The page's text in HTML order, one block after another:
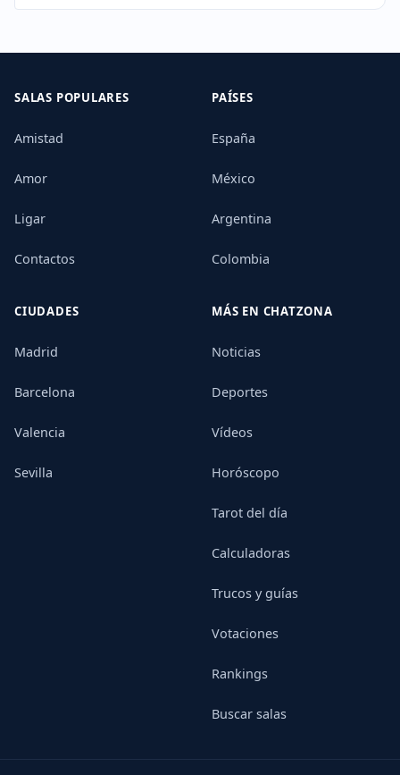
SALAS POPULARES
Amistad
Amor
Ligar
Contactos
PAÍSES
España
México
Argentina
Colombia
CIUDADES
Madrid
Barcelona
Valencia
Sevilla
MÁS EN CHATZONA
Noticias
Deportes
Vídeos
Horóscopo
Tarot del día
Calculadoras
Trucos y guías
Votaciones
Rankings
Buscar salas